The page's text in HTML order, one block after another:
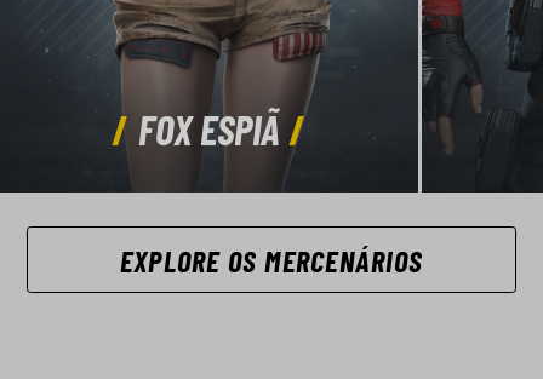
FOX ESPIÃ
EXPLORE OS MERCENÁRIOS